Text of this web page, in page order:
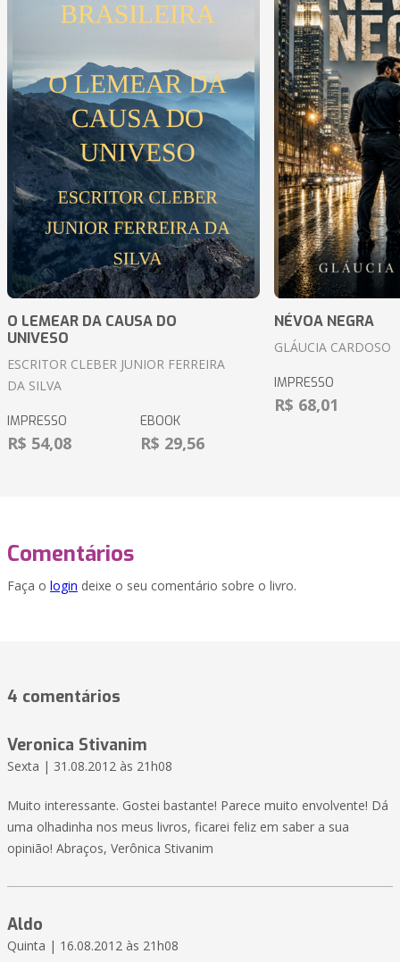
O LEMEAR DA CAUSA DO
UNIVESO
ESCRITOR CLEBER JUNIOR FERREIRA
DA SILVA
IMPRESSO
R$ 54,08
EBOOK
R$ 29,56
NÉVOA NEGRA
GLÁUCIA CARDOSO
IMPRESSO
R$ 68,01
Comentários
Faça o login deixe o seu comentário sobre o livro.
4 comentários
Veronica Stivanim
Sexta | 31.08.2012 às 21h08
Muito interessante. Gostei bastante! Parece muito envolvente! Dá
uma olhadinha nos meus livros, ficarei feliz em saber a sua
opinião! Abraços, Verônica Stivanim
Aldo
Quinta | 16.08.2012 às 21h08